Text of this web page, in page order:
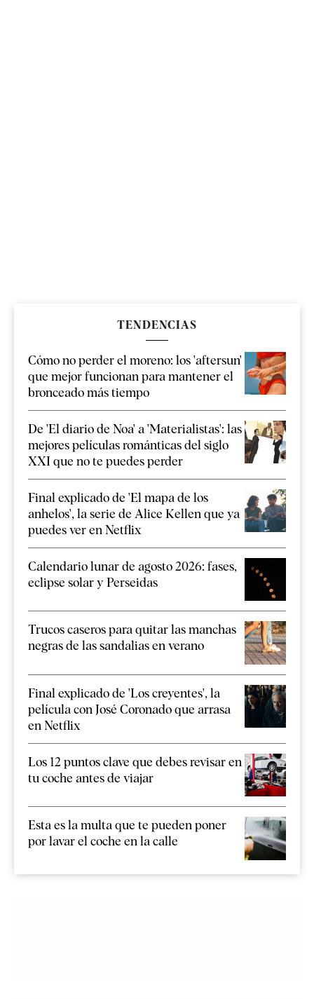
TENDENCIAS
Cómo no perder el moreno: los 'aftersun'
que mejor funcionan para mantener el
bronceado más tiempo
De 'El diario de Noa' a 'Materialistas': las
mejores películas románticas del siglo
XXI que no te puedes perder
Final explicado de 'El mapa de los
anhelos', la serie de Alice Kellen que ya
puedes ver en Netflix
Calendario lunar de agosto 2026: fases,
eclipse solar y Perseidas
Trucos caseros para quitar las manchas
negras de las sandalias en verano
Final explicado de 'Los creyentes', la
película con José Coronado que arrasa
en Netflix
Los 12 puntos clave que debes revisar en
tu coche antes de viajar
Esta es la multa que te pueden poner
por lavar el coche en la calle